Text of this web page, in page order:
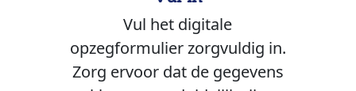
Vul het digitale
opzegformulier zorgvuldig in.
Zorg ervoor dat de gegevens